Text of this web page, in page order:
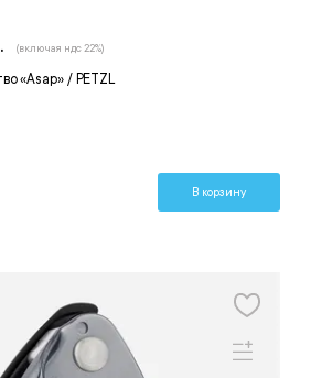
«Asap» / PETZL
(включая ндс 22%)
В корзину